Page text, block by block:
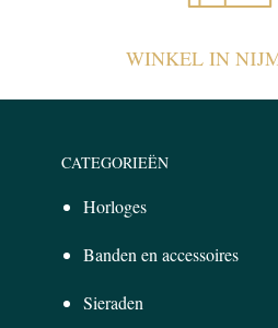
WINKEL IN
CATEGORIEËN
Horloges
Banden en accessoires
Sieraden